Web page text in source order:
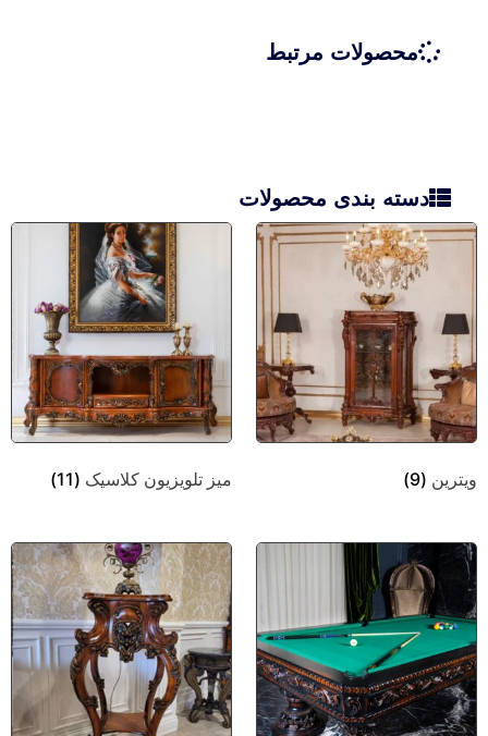
محصولات مرتبط
دسته بندی محصولات
ویترین (9) میز تلویزیون کلاسیک (11)